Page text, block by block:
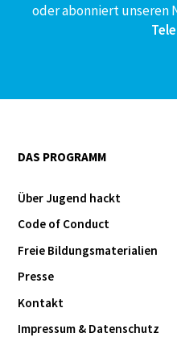
oder abonniert unseren
DAS PROGRAMM
Über Jugend hackt
Code of Conduct
Freie Bildungsmaterialien
Presse
Kontakt
Impressum & Datenschutz